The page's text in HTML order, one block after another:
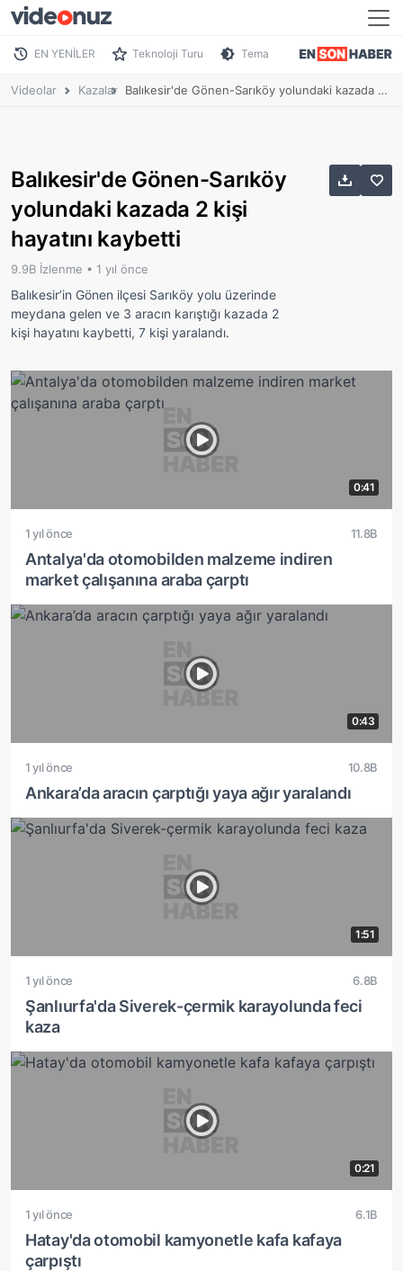
EN YENİLER Teknoloji Turu Tema
Videolar Kazalar Balıkesir'de Gönen-Sarıköy yolundaki kazada 2 kişi hayatını kaybetti
Balıkesir'de Gönen-Sarıköy
yolundaki kazada 2 kişi
hayatını kaybetti
9.9B İzlenme • 1 yıl önce
Balıkesir’in Gönen ilçesi Sarıköy yolu üzerinde
meydana gelen ve 3 aracın karıştığı kazada 2
kişi hayatını kaybetti, 7 kişi yaralandı.
0:41
1 yıl önce 11.8B
Antalya'da otomobilden malzeme indiren
market çalışanına araba çarptı
0:43
1 yıl önce 10.8B
Ankara’da aracın çarptığı yaya ağır yaralandı
1:51
1 yıl önce 6.8B
Şanlıurfa'da Siverek-çermik karayolunda feci
kaza
0:21
1 yıl önce 6.1B
Hatay'da otomobil kamyonetle kafa kafaya
çarpıştı